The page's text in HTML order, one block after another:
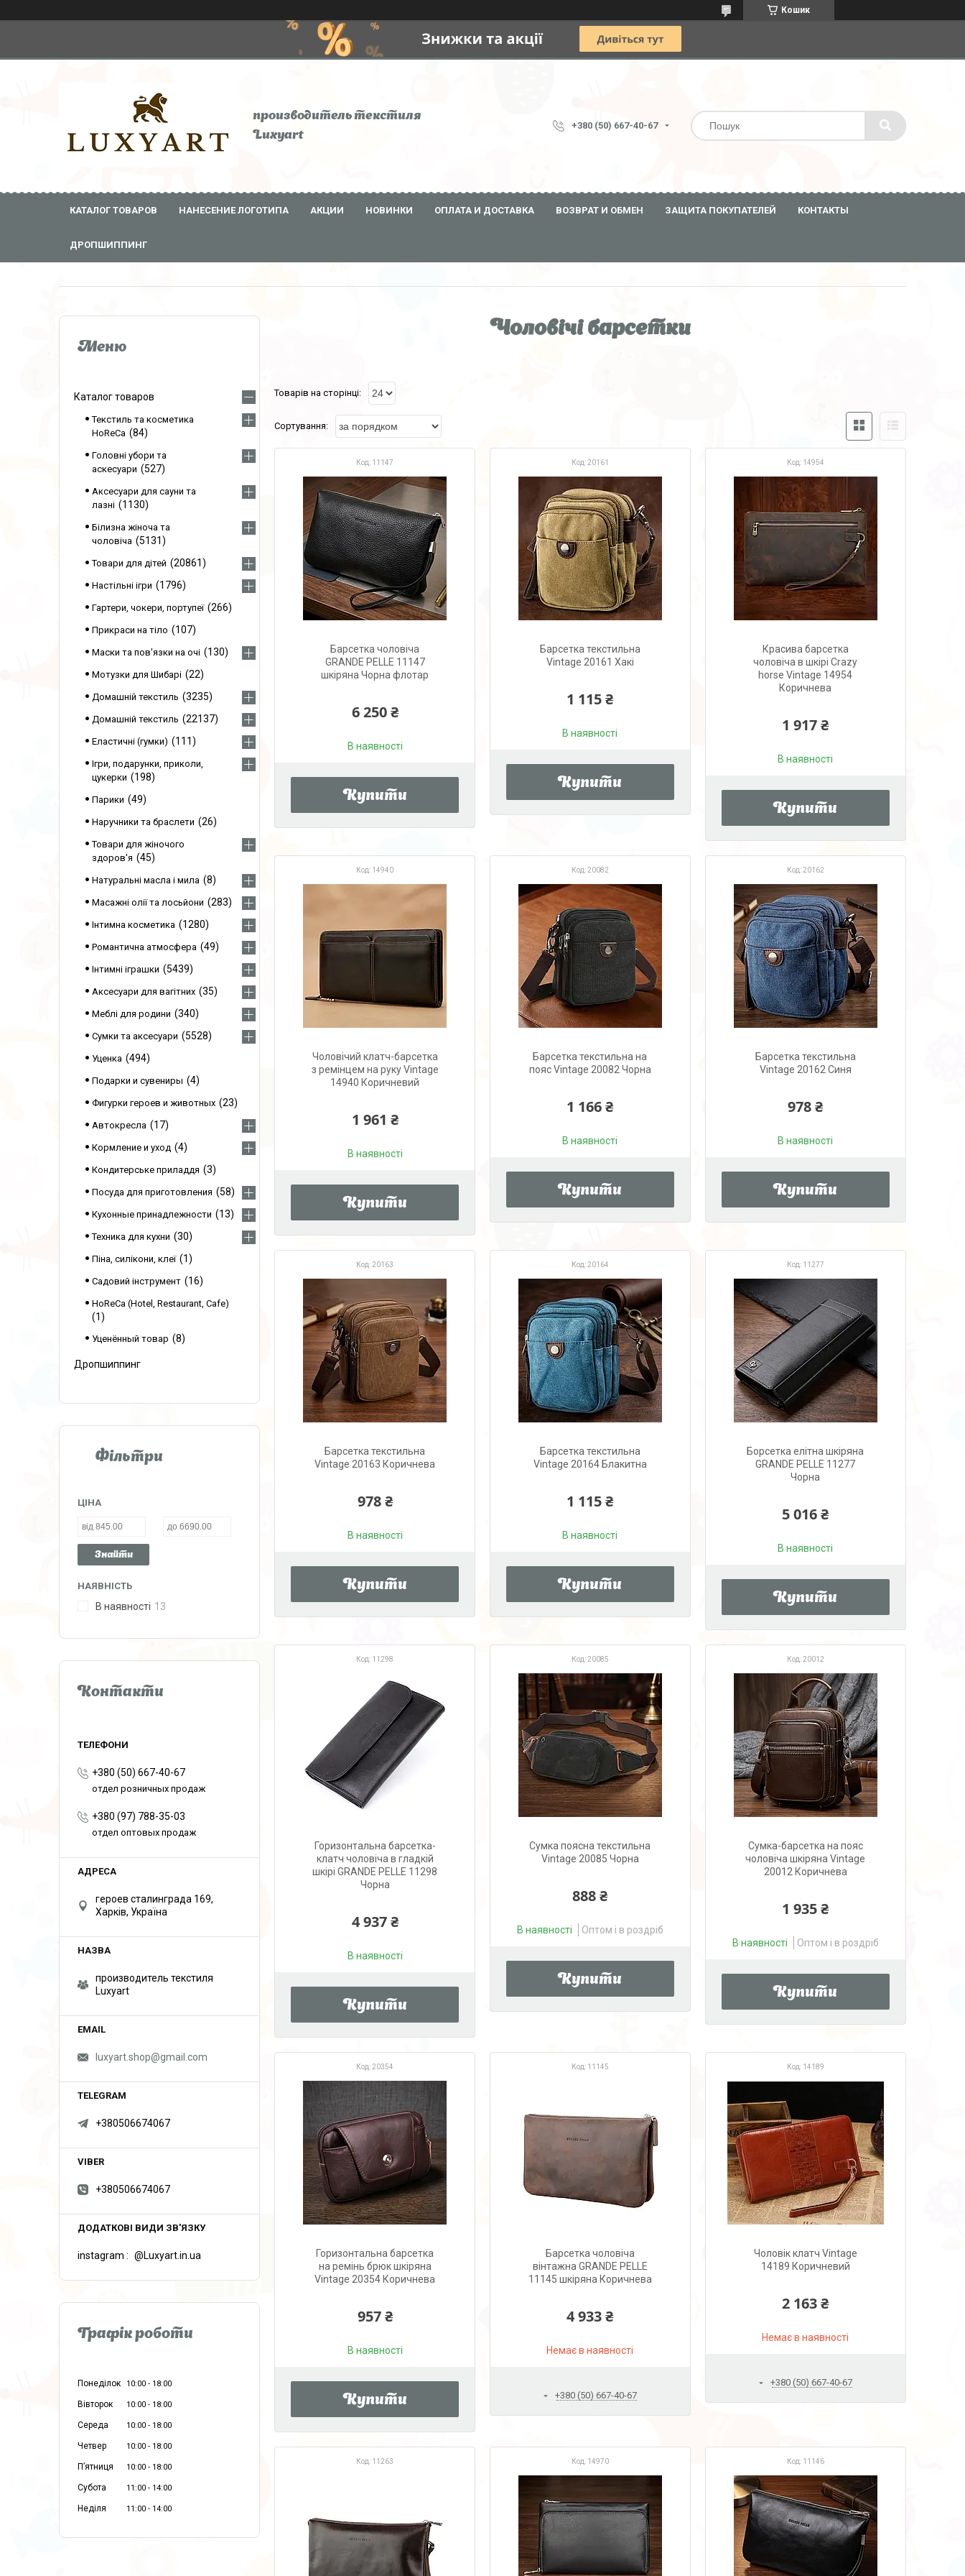
Кошик
производитель текстиля
Luxyart
+380 (50) 667-40-67
КАТАЛОГ ТОВАРОВ НАНЕСЕНИЕ ЛОГОТИПА АКЦИИ НОВИНКИ ОПЛАТА И ДОСТАВКА ВОЗВРАТ И ОБМЕН ЗАЩИТА ПОКУПАТЕЛЕЙ КОНТАКТЫ
ДРОПШИППИНГ
Чоловічі барсетки
11147
Барсетка чоловіча
GRANDE PELLE 11147
шкіряна Чорна флотар
6 250 ₴
В наявності
Купити
20161
Барсетка текстильна
Vintage 20161 Хакі
1 115 ₴
В наявності
Купити
14954
Красива барсетка
чоловіча в шкірі Crazy
horse Vintage 14954
Коричнева
1 917 ₴
В наявності
Купити
14940
Чоловічий клатч-барсетка
з ремінцем на руку Vintage
14940 Коричневий
1 961 ₴
В наявності
Купити
20082
Барсетка текстильна на
пояс Vintage 20082 Чорна
1 166 ₴
В наявності
Купити
20162
Барсетка текстильна
Vintage 20162 Синя
978 ₴
В наявності
Купити
20163
Барсетка текстильна
Vintage 20163 Коричнева
978 ₴
В наявності
Купити
20164
Барсетка текстильна
Vintage 20164 Блакитна
1 115 ₴
В наявності
Купити
11277
Борсетка елітна шкіряна
GRANDE PELLE 11277
Чорна
5 016 ₴
В наявності
Купити
11298
Горизонтальна барсетка-
клатч чоловіча в гладкій
шкірі GRANDE PELLE 11298
Чорна
4 937 ₴
В наявності
Купити
20085
Сумка поясна текстильна
Vintage 20085 Чорна
888 ₴
В наявності Оптом і в роздріб
Купити
20012
Сумка-барсетка на пояс
чоловіча шкіряна Vintage
20012 Коричнева
1 935 ₴
В наявності Оптом і в роздріб
Купити
20354
Горизонтальна барсетка
на ремінь брюк шкіряна
Vintage 20354 Коричнева
957 ₴
В наявності
Купити
11145
Барсетка чоловіча
вінтажна GRANDE PELLE
11145 шкіряна Коричнева
4 933 ₴
Немає в наявності
+380 (50) 667-40-67
14189
Чоловік клатч Vintage
14189 Коричневий
2 163 ₴
Немає в наявності
+380 (50) 667-40-67
11263 14970 11146
Каталог товаров
Текстиль та косметика
HoReCa
84
Головні убори та
аскесуари
527
Аксесуари для сауни та
лазні
1130
Білизна жіноча та
чоловіча
5131
Товари для дітей 20861
Настільні ігри 1796
Гартери, чокери, портупеї 266
Прикраси на тіло 107
Маски та пов'язки на очі 130
Мотузки для Шибарі 22
Домашній текстиль 3235
Домашній текстиль 22137
Еластичні (гумки) 111
Ігри, подарунки, приколи,
цукерки
198
Парики 49
Наручники та браслети 26
Товари для жіночого
здоров'я
45
Натуральні масла і мила 8
Масажні олії та лосьйони 283
Інтимна косметика 1280
Романтична атмосфера 49
Інтимні іграшки 5439
Аксесуари для вагітних 35
Меблі для родини 340
Сумки та аксесуари 5528
Уценка 494
Подарки и сувениры 4
Фигурки героев и животных 23
Автокресла 17
Кормление и уход 4
Кондитерське приладдя 3
Посуда для приготовления 58
Кухонные принадлежности 13
Техника для кухни 30
Піна, силікони, клеї 1
Садовий інструмент 16
HoReCa (Hotel, Restaurant, Cafe)
1
Уценённый товар 8
Дропшиппинг
Фільтри
ЦІНА
Знайти
НАЯВНІСТЬ
В наявності 13
Контакти
+380 (50) 667-40-67
отдел розничных продаж
+380 (97) 788-35-03
отдел оптовых продаж
героев сталинграда 169,
Харків, Україна
производитель текстиля
Luxyart
luxyart.shop@gmail.com
+380506674067
+380506674067
instagram @Luxyart.in.ua
Графік роботи
Понеділок 10:00 18:00
Вівторок 10:00 18:00
Середа 10:00 18:00
Четвер 10:00 18:00
Пʼятниця 10:00 18:00
Субота 11:00 14:00
Неділя 11:00 14:00